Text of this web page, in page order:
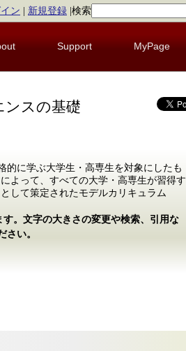
ン 新規登録 検索
Support MyPage
ンスの基礎
的に学ぶ大学生・高専生を対象にしたも
よって、すべての大学・高専生が習得す
して策定されたモデルカリキュラム
す。文字の大きさの変更や検索、引用な
さい。